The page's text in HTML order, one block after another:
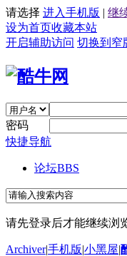
请选择 进入手机版 | 继
设为首页收藏本站
开启辅助访问 切换到窄
密码
快捷导航
论坛BBS
请先登录后才能继续浏
Archiver|手机版|小黑屋|